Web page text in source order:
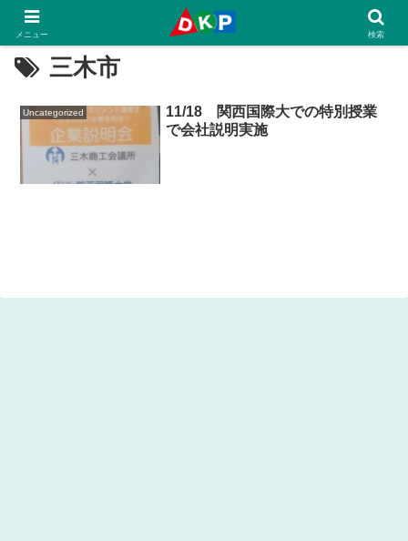
三木市
Uncategorized
11/18 関西国際大での特別授業
で会社説明実施
メニュー 検索